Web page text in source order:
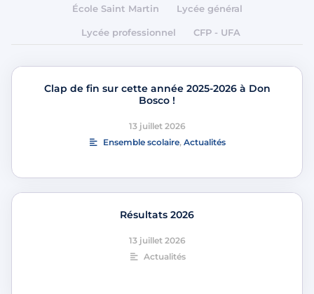
École Saint Martin Lycée général
Lycée professionnel CFP - UFA
Clap de fin sur cette année 2025-2026 à Don
Bosco !
13 juillet 2026
Ensemble scolaire, Actualités
Résultats 2026
13 juillet 2026
Actualités